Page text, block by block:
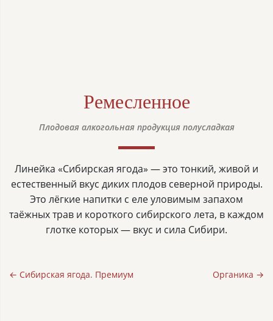
Ремесленное
Плодовая алкогольная продукция полусладкая
Линейка «Сибирская ягода» — это тонкий, живой и
естественный вкус диких плодов северной природы.
Это лёгкие напитки с еле уловимым запахом
таёжных трав и короткого сибирского лета, в каждом
глотке которых — вкус и сила Сибири.
← Сибирская ягода. Премиум Органика →